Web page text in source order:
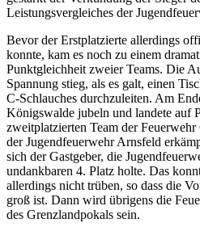
Leistungsvergleiches der
Bevor der Erstplatzierte allerdings
konnte, kam es noch zu einem
Punktgleichheit zweier Teams. Die
Spannung stieg, als es galt, einen
C-Schlauches durchzuleiten. Am
Königswalde jubeln und landete auf
zweitplatzierten Team der
der Jugendfeuerwehr Arnsfeld
sich der Gastgeber, die
undankbaren 4. Platz holte. Das
allerdings nicht trüben, so dass die
groß ist. Dann wird übrigens die
des Grenzlandpokals sein.